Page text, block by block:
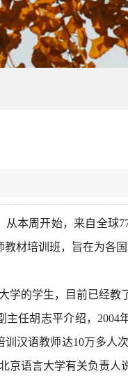
从本周开始，来自全球
材培训班，旨在为各
学的学生，目前已经
主任胡志平介绍，2004
训汉语教师达10万多人
京语言大学有关负责人